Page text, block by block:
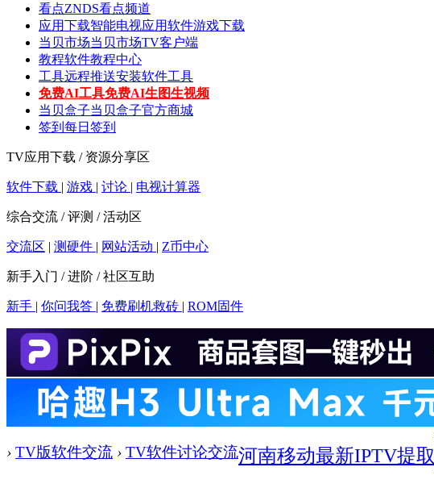
看点ZNDS看点频道
应用下载智能电视应用软件游戏下载
当贝市场当贝市场TV客户端
教程软件教程中心
工具远程推送安装软件工具
免费AI工具免费AI生图生视频
当贝盒子当贝盒子官方商城
签到 每日签到
TV应用下载 / 资源分享区
软件下载 | 游戏 | 讨论 | 电视计算器
综合交流 / 评测 / 活动区
交流区 | 测硬件 | 网站活动 | Z币中心
新手入门 / 进阶 / 社区互助
新手 | 你问我答 | 免费刷机救砖 | ROM固件
› TV版软件交流 › TV软件讨论交流河南移动最新IPTV提取